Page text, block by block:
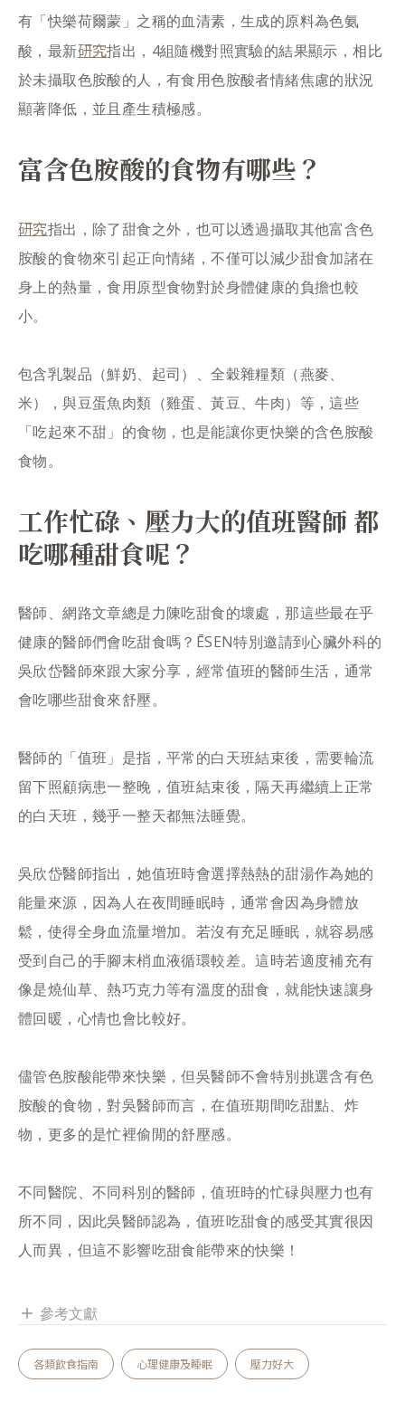
有「快樂荷爾蒙」之稱的血清素，生成的原料為色氨
酸，最新研究指出，4組隨機對照實驗的結果顯示，相比
於未攝取色胺酸的人，有食用色胺酸者情緒焦慮的狀況
顯著降低，並且產生積極感。
富含色胺酸的食物有哪些？
研究指出，除了甜食之外，也可以透過攝取其他富含色
胺酸的食物來引起正向情緒，不僅可以減少甜食加諸在
身上的熱量，食用原型食物對於身體健康的負擔也較
小。
包含乳製品（鮮奶、起司）、全穀雜糧類（燕麥、
米），與豆蛋魚肉類（雞蛋、黃豆、牛肉）等，這些
「吃起來不甜」的食物，也是能讓你更快樂的含色胺酸
食物。
工作忙碌、壓力大的值班醫師 都
吃哪種甜食呢？
醫師、網路文章總是力陳吃甜食的壞處，那這些最在乎
健康的醫師們會吃甜食嗎？ĒSEN特別邀請到心臟外科的
吳欣岱醫師來跟大家分享，經常值班的醫師生活，通常
會吃哪些甜食來舒壓。
醫師的「值班」是指，平常的白天班結束後，需要輪流
留下照顧病患一整晚，值班結束後，隔天再繼續上正常
的白天班，幾乎一整天都無法睡覺。
吳欣岱醫師指出，她值班時會選擇熱熱的甜湯作為她的
能量來源，因為人在夜間睡眠時，通常會因為身體放
鬆，使得全身血流量增加。若沒有充足睡眠，就容易感
受到自己的手腳末梢血液循環較差。這時若適度補充有
像是燒仙草、熱巧克力等有溫度的甜食，就能快速讓身
體回暖，心情也會比較好。
儘管色胺酸能帶來快樂，但吳醫師不會特別挑選含有色
胺酸的食物，對吳醫師而言，在值班期間吃甜點、炸
物，更多的是忙裡偷閒的舒壓感。
不同醫院、不同科別的醫師，值班時的忙碌與壓力也有
所不同，因此吳醫師認為，值班吃甜食的感受其實很因
人而異，但這不影響吃甜食能帶來的快樂！
add 參考文獻
各類飲食指南 心理健康及睡眠 壓力好大